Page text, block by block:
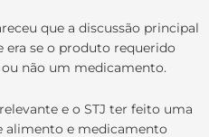
que a discussão principal
era se o produto requerido
não um medicamento.
e o STJ ter feito uma
alimento e medicamento